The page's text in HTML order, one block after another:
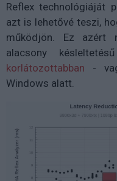
Reflex technológiáját
azt is lehetővé teszi,
működjön. Ez azért
alacsony
korlátozottabban -
Windows alatt.